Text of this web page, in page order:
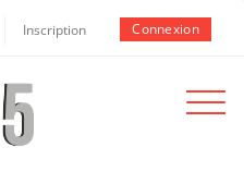
Inscription Connexion
Toggle